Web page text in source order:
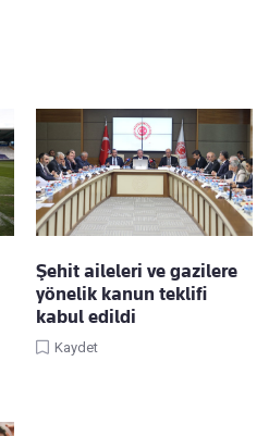
Şehit aileleri ve gazilere
yönelik kanun teklifi
kabul edildi
Kaydet